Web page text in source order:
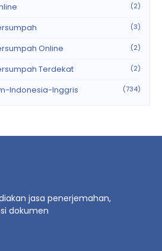
(2)
(3)
Online (2)
Terdekat (2)
Indonesia-Inggris (734)
jasa penerjemahan,
dokumen